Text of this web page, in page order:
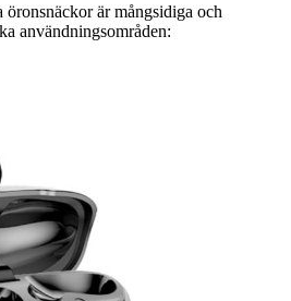
är mångsidiga och
användningsområden: